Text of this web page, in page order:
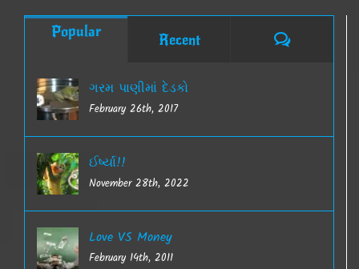
Popular Recent Comments
ગરમ પાણીમાં દેડકો
February 26th, 2017
ઈર્ષ્યા!!
November 28th, 2022
Love VS Money
February 14th, 2011